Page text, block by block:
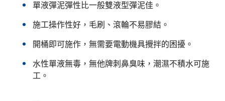
單液彈泥彈性比一般雙液型彈泥佳。
施工操作性好，毛刷、滾輪不易膠結。
開桶即可施作，無需要電動機具攪拌的困擾。
水性單液無毒，無他牌刺鼻臭味，潮濕不積水可施
工。